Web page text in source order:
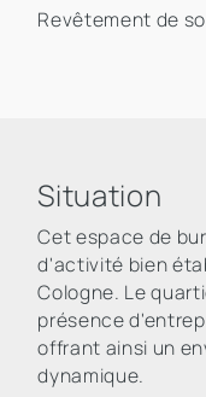
Revêtement de
Situation
Cet espace de
d'activité bien
Cologne. Le
présence
offrant ainsi un
dynamique.